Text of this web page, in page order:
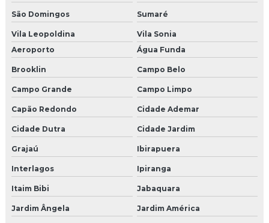
Agencia produtora de shows
Empresas de eventos congresso
Empresa de shows
Empresas de eventos corporativos
Empresas de eventos corporativos sp
Cenografia para eventos corporativos sp
Cenografia para eventos são paulo
Empresas de cenografia sp
São Domingos Sumaré
Vila Leopoldina
Vila Sonia
Aeroporto
Água Funda
Brooklin Campo Belo
Campo Grande Campo Limpo
Capão Redondo Cidade Ademar
Cidade Dutra Cidade Jardim
Grajaú Ibirapuera
Interlagos Ipiranga
Itaim Bibi Jabaquara
Jardim Ângela Jardim América